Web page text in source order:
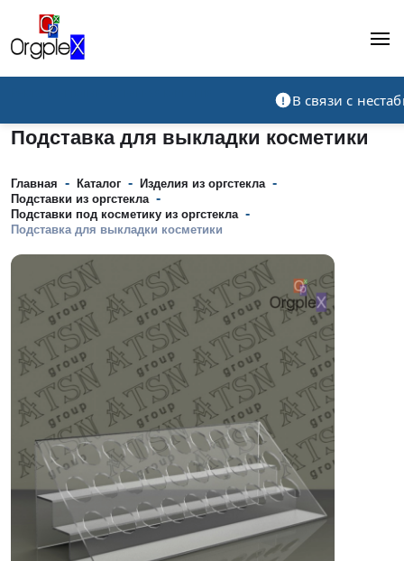
В связи с
Подставка для выкладки косметики
Главная - Каталог - Изделия из оргстекла -
Подставки из оргстекла -
Подставки под косметику из оргстекла -
Подставка для выкладки косметики